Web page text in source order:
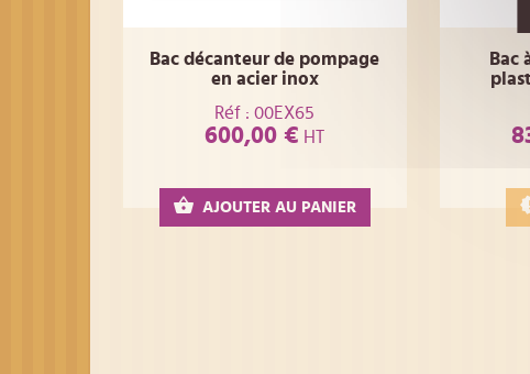
Bac décanteur de pompage
en acier inox
Réf : 00EX65
600,00 € HT
AJOUTER AU PANIER
Bac